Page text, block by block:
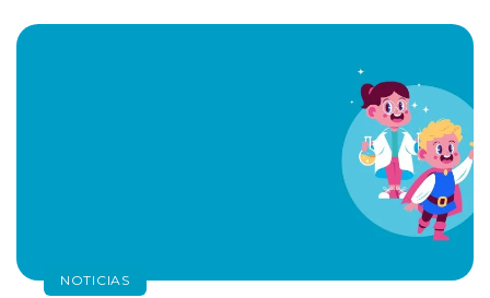
NOTICIAS